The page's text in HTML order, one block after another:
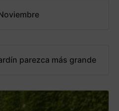
parezca más grande